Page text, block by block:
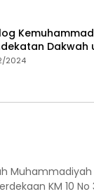
Dakwah
2024
Muhammadiyah
KM 10